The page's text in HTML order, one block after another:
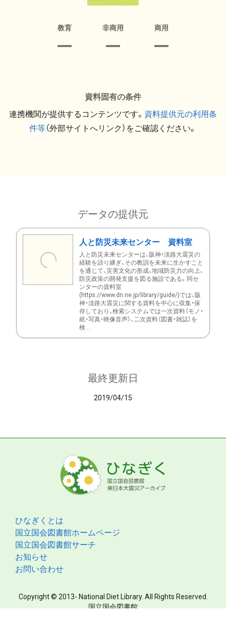
教育 非商用 商用
資料固有の条件
連携機関が提供するコンテンツです。 資料提供元の利用条
件等（外部サイトへリンク）をご確認ください。
データの提供元
人と防災未来センター 資料室
人と防災未来センターは、阪神・淡路大震災の
経験を語り継ぎ、その教訓を未来に生かすこと
を通じて、災害文化の形成、地域防災力の向上、
防災政策の開発支援を図る施設である。同セ
ンターの資料室
(https://www.dri.ne.jp/library/guide/)では、阪
神・淡路大震災に関する資料を中心に収集・保
存しており、検索システムでは一次資料（モノ・
紙・写真・映像音声）、二次資料（図書・雑誌）を
検...
最終更新日
2019/04/15
ひなぎくとは
国立国会図書館ホームページ
国立国会図書館サーチ
お知らせ
お問い合わせ
Copyright © 2013- National Diet Library. All Rights Reserved.